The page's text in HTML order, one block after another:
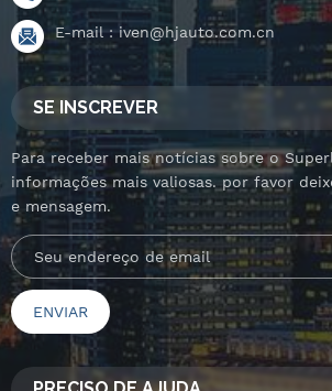
E-mail :iven@hjauto.com.cn
SE INSCREVER
Para receber mais notícias sobre o
informações mais valiosas. por favor
e mensagem.